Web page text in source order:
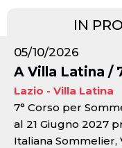
IN
05/10/2026
A Villa Latina /
Lazio - Villa Latina
7° Corso per
al 21 Giugno 2027
Italiana Sommelier,